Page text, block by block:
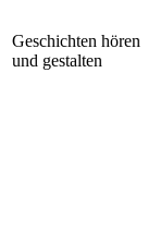
Geschichten hören
und gestalten